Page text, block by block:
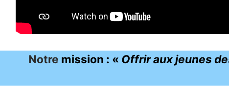
Notre mission : « Offrir aux jeunes